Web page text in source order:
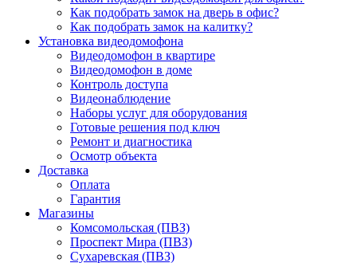
Как подобрать замок на дверь в офис?
Как подобрать замок на калитку?
Установка видеодомофона
Видеодомофон в квартире
Видеодомофон в доме
Контроль доступа
Видеонаблюдение
Наборы услуг для оборудования
Готовые решения под ключ
Ремонт и диагностика
Осмотр объекта
Доставка
Оплата
Гарантия
Магазины
Комсомольская (ПВЗ)
Проспект Мира (ПВЗ)
Сухаревская (ПВЗ)